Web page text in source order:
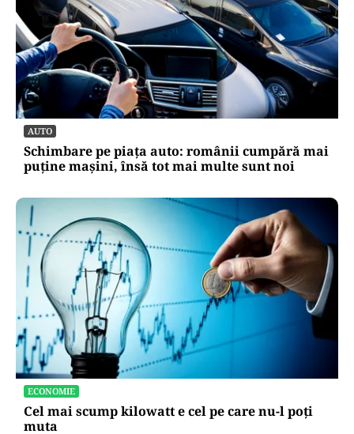
AUTO
Schimbare pe piața auto: românii cumpără mai
puține mașini, însă tot mai multe sunt noi
ECONOMIE
Cel mai scump kilowatt e cel pe care nu-l poți
muta